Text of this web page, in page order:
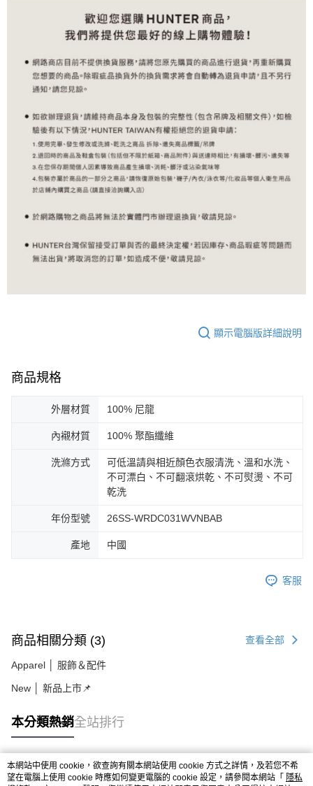
顯示電腦版詳細說明
商品規格
外層材質 100% 尼龍
內襯材質 100% 聚酯纖維
洗滌方式
可低溫請與相近顏色衣服清洗、溫和水洗、
不可漂白、不可翻滾烘乾、不可熨燙、不可
乾洗
年份型號 26SS-WRDC031WVNBAB
產地 中國
客服
商品相關分類 (3) 查看全部
Apparel │ 服飾＆配件
New │ 新品上市📌
本分類熱銷全站排行
熱門標籤
本網站中使用 cookie，欲查詢有關本網站使用 cookie 方式之詳情，及若您不希
望在電腦上使用 cookie 時應如何變更電腦的 cookie 設定，請參閱本網站「 隱私